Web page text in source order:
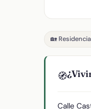
🏡
🧭
Calle